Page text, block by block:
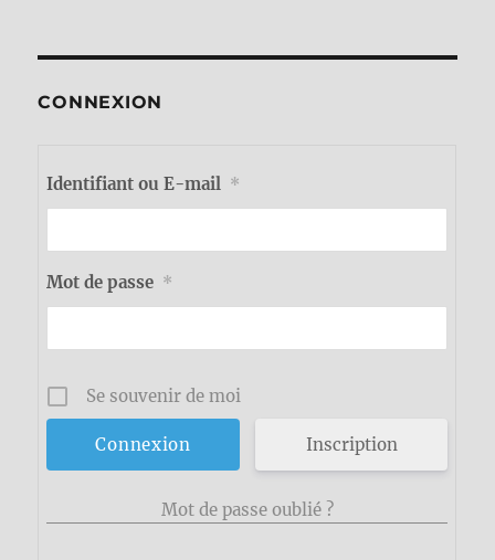
CONNEXION
Identifiant ou E-mail *
Mot de passe *
Se souvenir de moi
Inscription
Mot de passe oublié ?